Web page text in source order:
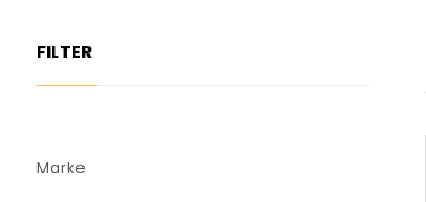
FILTER
Marke